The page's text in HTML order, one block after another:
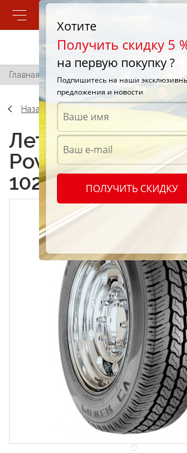
Позвонить
Главная / Hercules Power CV 195/65 R16
Назад
Летние шины
Power CV 195/65
102R
Хотите
Получить скидку 5
на первую покупку ?
Подпишитесь на наши
предложения и новости
ПОЛУЧИТЬ СКИДКУ